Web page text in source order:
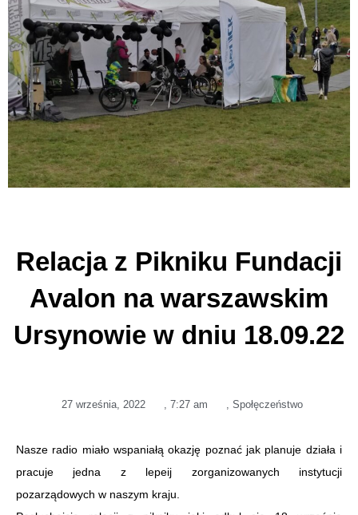
Relacja z Pikniku Fundacji
Avalon na warszawskim
Ursynowie w dniu 18.09.22
27 września, 2022 , 7:27 am , Społęczeństwo
Nasze radio miało wspaniałą okazję poznać jak planuje działa i
pracuje jedna z lepeij zorganizowanych instytucji
pozarządowych w naszym kraju.